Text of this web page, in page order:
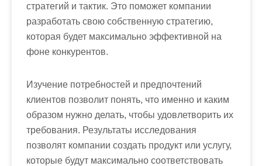
стратегий и тактик. Это поможет компании
разработать свою собственную стратегию,
которая будет максимально эффективной на
фоне конкурентов.
Изучение потребностей и предпочтений
клиентов позволит понять, что именно и каким
образом нужно делать, чтобы удовлетворить их
требования. Результаты исследования
позволят компании создать продукт или услугу,
которые будут максимально соответствовать